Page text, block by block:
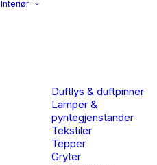
Interiør
Duftlys & duftpinner
Lamper &
pyntegjenstander
Tekstiler
Tepper
Gryter